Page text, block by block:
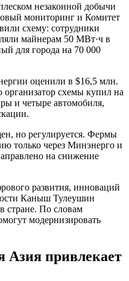
незаконной добычи
мониторинг и Комитет
схему: сотрудники
майнерам 50 МВт·ч в
для города на 70 000
оценили в $16,5 млн.
схемы купил на
и четыре автомобиля,
но регулируется. Фермы
только через Минэнерго и
на снижение
развития, инноваций
Каныш Тулеушин
стране. По словам
модернизировать
Азия привлекает